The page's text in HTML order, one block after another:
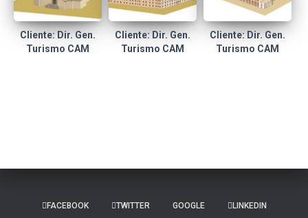
Cliente: Dir. Gen.
Turismo CAM
Cliente: Dir. Gen.
Turismo CAM
Cliente: Dir. Gen.
Turismo CAM
FACEBOOK TWITTER GOOGLE LINKEDIN